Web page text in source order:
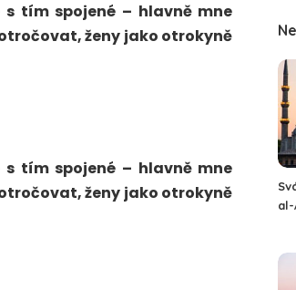
tím spojené – hlavně mne
ženy jako otrokyně
tím spojené – hlavně mne
ženy jako otrokyně
al-